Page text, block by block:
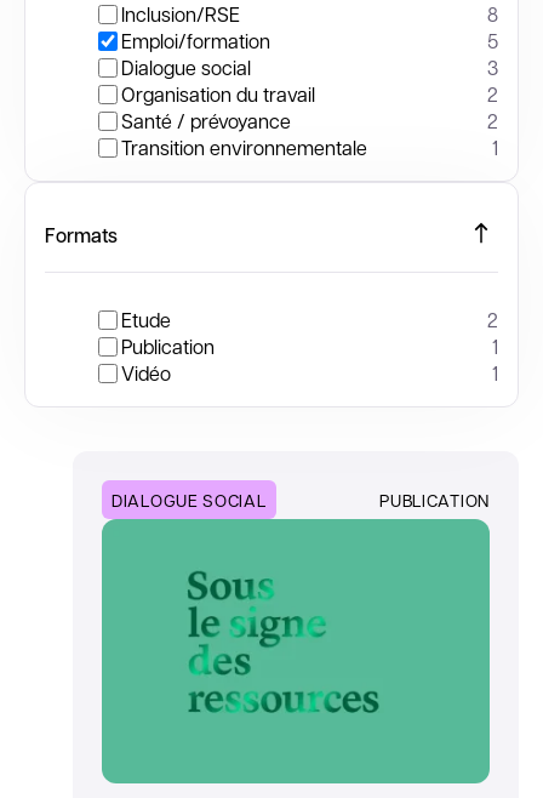
Inclusion/RSE
8
Emploi/formation
5
Dialogue social
3
Organisation du travail
2
Santé / prévoyance
2
Transition environnementale
1
Formats
Etude
2
Publication
1
Vidéo
1
DIALOGUE SOCIAL PUBLICATION